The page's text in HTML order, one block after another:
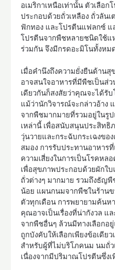
อเมริกาเหนือเท่านั้น ตัวเลือ
ประกอบด้วยถั่วเหลือง ถั่วลัน
ฟักทอง และโปรตีนแฟลกซ์ แ
โปรตีนจากพืชหลายชนิดใช้แ
ร่วมกัน จึงมีกรดอะมิโนทั้งห
เมื่อคำนึงถึงความยั่งยืนด้าน
อาจสนใจอาหารที่มีพืชเป็นส่
เดียวกันก็สงสัยว่าคุณจะได้รั
แม้ว่านักวิจารณ์จะกล่าวอ้าง
จากพืชมากมายที่รวมอยู่ในรู
เหล่านี้ เพื่อสนับสนุนประสิท
วุ่นวายและกระฉับกระเฉงข
สมอง การรับประทานอาหาร
ความเสี่ยงในการเป็นโรคหล
เพื่อสุขภาพประกอบด้วยผักใ
ถั่วต่างๆ มากมาย รวมถึงธัญ
น้อย แผนกนมจากพืชในร้าน
ตัวทุกเดือน การพยายามค้นห
คุณอาจเป็นเรื่องที่น่ากังวล แ
จากพืชอื่นๆ ล้วนมีทางเลือกอ
ถูกบังคับให้เลือกเพียงข้อเดีย
สำหรับผู้ที่ไม่บริโภคนม นมถั่ว
เนื่องจากมีปริมาณโปรตีนซึ่ง